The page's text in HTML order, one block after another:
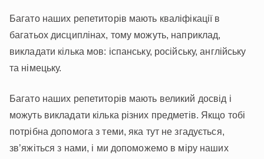
Увійти
Багато наших репетиторів мають кваліфікації в
багатьох дисциплінах, тому можуть, наприклад,
викладати кілька мов: іспанську, російську, англійську
та німецьку.
Багато наших репетиторів мають великий досвід і
можуть викладати кілька різних предметів. Якщо тобі
потрібна допомога з теми, яка тут не згадується,
зв’яжіться з нами, і ми допоможемо в міру наших